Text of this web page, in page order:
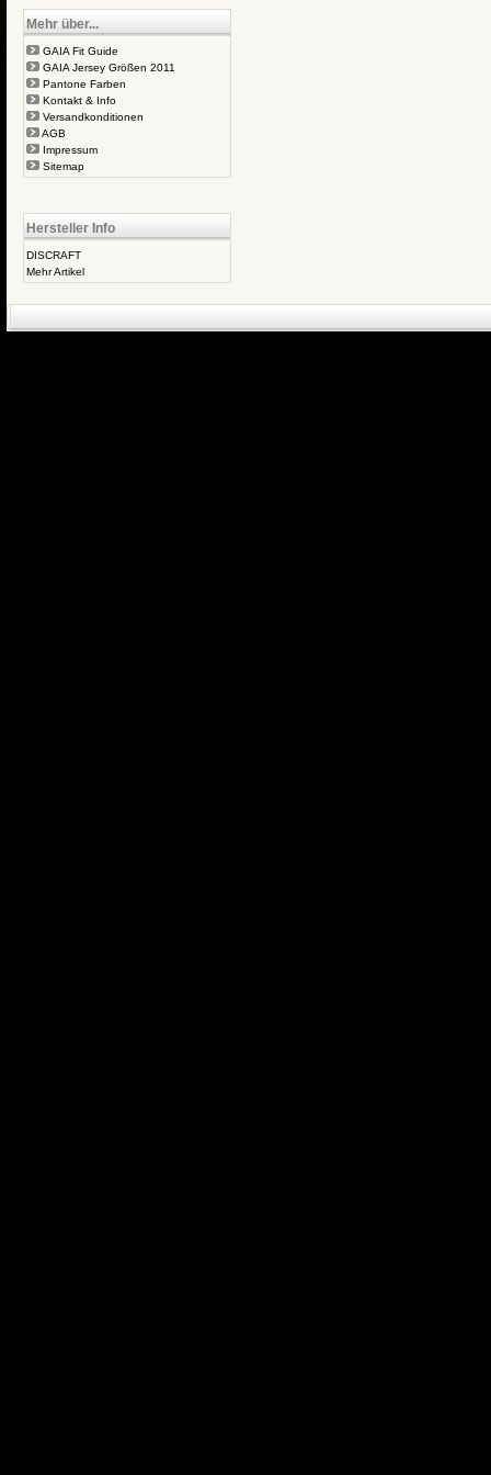
Mehr über...
GAIA Fit Guide
GAIA Jersey Größen 2011
Pantone Farben
Kontakt & Info
Versandkonditionen
AGB
Impressum
Sitemap
Hersteller Info
DISCRAFT
Mehr Artikel